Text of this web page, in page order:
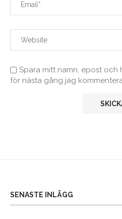
Spara mitt namn, epost och
för nästa gång jag
SENASTE INLÄGG